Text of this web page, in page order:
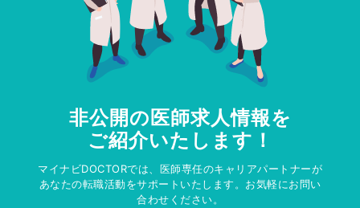
非公開の医師求人情報を
ご紹介いたします！
マイナビDOCTORでは、医師専任のキャリアパートナーが
あなたの転職活動をサポートいたします。お気軽にお問い
合わせください。